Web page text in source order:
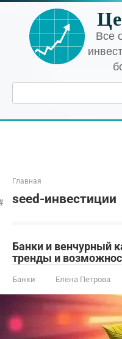
Перейти
контенту
Все
Поиск:
Главная
seed-инвестиции
Банки и венчурный
тренды и
Банки Елена Петрова